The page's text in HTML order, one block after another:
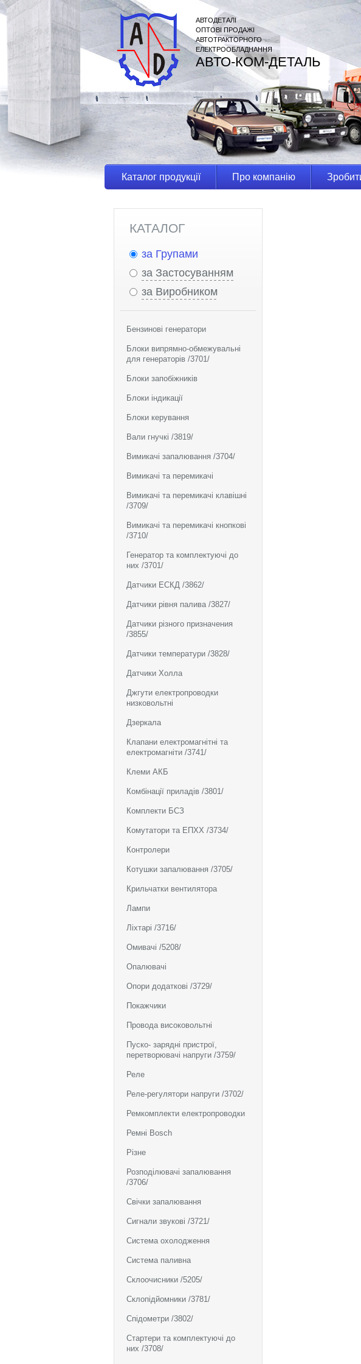
АВТОДЕТАЛІ
ОПТОВІ ПРОДАЖІ
АВТОТРАКТОРНОГО
ЕЛЕКТРООБЛАДНАННЯ
АВТО-КОМ-ДЕТАЛЬ
Каталог продукції Про компанію
КАТАЛОГ
за Групами
за Застосуванням
за Виробником
Бензинові генератори
Блоки випрямно-обмежувальні
для генераторів /3701/
Блоки запобіжників
Блоки індикації
Блоки керування
Вали гнучкі /3819/
Вимикачі запалювання /3704/
Вимикачі та перемикачі
Вимикачі та перемикачі клавішні
/3709/
Вимикачі та перемикачі кнопкові
/3710/
Генератор та комплектуючі до
них /3701/
Датчики ЕСКД /3862/
Датчики рівня палива /3827/
Датчики різного призначения
/3855/
Датчики температури /3828/
Датчики Холла
Джгути електропроводки
низковольтні
Дзеркала
Клапани електромагнітні та
електромагніти /3741/
Клеми АКБ
Комбінації приладів /3801/
Комплекти БСЗ
Комутатори та ЕПХХ /3734/
Контролери
Котушки запалювання /3705/
Крильчатки вентилятора
Лампи
Ліхтарі /3716/
Омивачі /5208/
Опалювачі
Опори додаткові /3729/
Покажчики
Провода високовольтні
Пуско- зарядні пристрої,
перетворювачі напруги /3759/
Реле
Реле-регулятори напруги /3702/
Ремкомплекти електропроводки
Ремні Bosch
Різне
Розподілювачі запалювання
/3706/
Свічки запалювання
Сигнали звукові /3721/
Система охолодження
Система паливна
Склоочисники /5205/
Склопідйомники /3781/
Спідометри /3802/
Стартери та комплектуючі до
них /3708/